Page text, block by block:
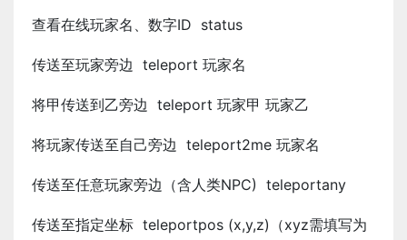
查看在线玩家名、数字ID status
传送至玩家旁边 teleport 玩家名
将甲传送到乙旁边 teleport 玩家甲 玩家乙
将玩家传送至自己旁边 teleport2me 玩家名
传送至任意玩家旁边（含人类NPC) teleportany
传送至指定坐标 teleportpos (x,y,z)（xyz需填写为